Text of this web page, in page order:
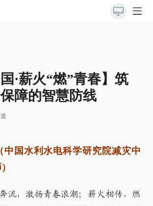
国·薪火“燃”青春】筑
障的智慧防线
中国水利水电科学研究院减灾中
流，激扬青春浪潮；薪火相传，燃